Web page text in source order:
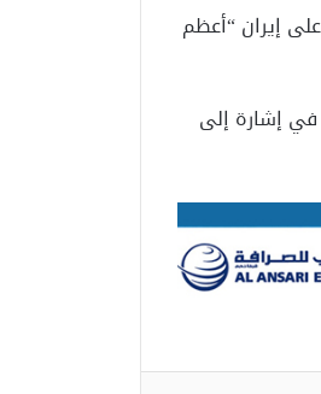
إيران “أعظم
في إشارة إلى